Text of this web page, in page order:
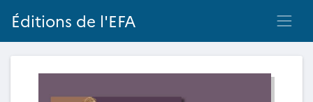
Éditions de l'EFA